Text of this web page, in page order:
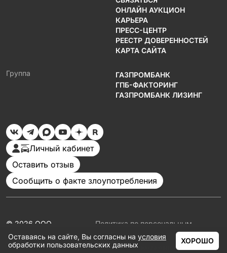
ГЛАВНАЯ КАТАЛОГ АКЦИИ КАЛЬКУЛЯТОР
Оставаясь на сайте, Вы согласны на условия
обработки пользовательских данных
ХОРОШО
ОНЛАЙН АУКЦИОН
КАРЬЕРА
ПРЕСС-ЦЕНТР
РЕЕСТР ДОВЕРЕННОСТЕЙ
КАРТА САЙТА
Группа
ГАЗПРОМБАНК
ГПБ-ФАКТОРИНГ
ГАЗПРОМБАНК ЛИЗИНГ
Личный кабинет
Оставить отзыв
Сообщить о факте злоупотребления
© 2026 ООО
Автолизинг»
Политика по персональным
Документация
Партнеры